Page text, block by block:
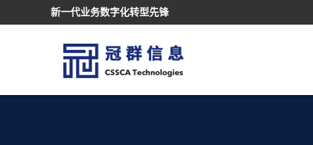
新一代业务数字化转型先锋